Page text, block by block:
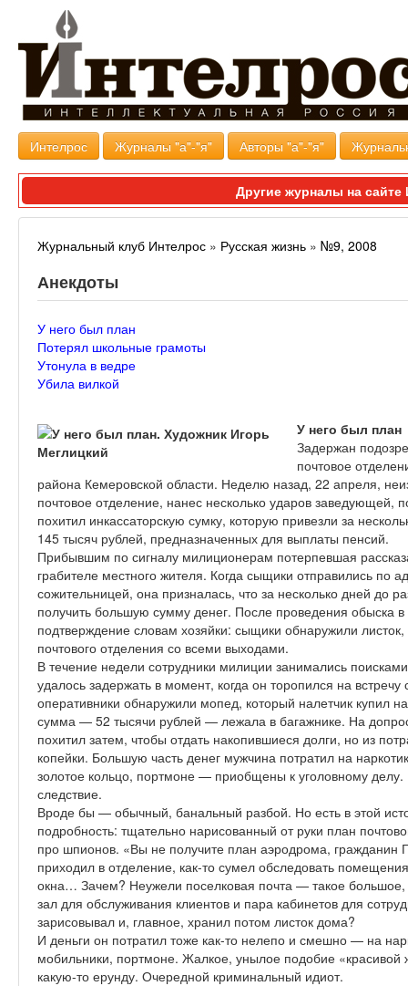
Интелрос Журналы "а"-"я" Авторы "а"-"я"
Другие журналы на
Журнальный клуб Интелрос » Русская жизнь » №9, 2008
Анекдоты
У него был план
Потерял школьные грамоты
Утонула в ведре
Убила вилкой
У него был план
Задержан
почтовое
района Кемеровской области. Неделю назад, 22 апреля,
почтовое отделение, нанес несколько ударов заведующей,
похитил инкассаторскую сумку, которую привезли за
145 тысяч рублей, предназначенных для выплаты пенсий.
Прибывшим по сигналу милиционерам потерпевшая
грабителе местного жителя. Когда сыщики отправились по
сожительницей, она призналась, что за несколько дней до
получить большую сумму денег. После проведения обыска в
подтверждение словам хозяйки: сыщики обнаружили
почтового отделения со всеми выходами.
В течение недели сотрудники милиции занимались
удалось задержать в момент, когда он торопился на
оперативники обнаружили мопед, который налетчик купил
сумма — 52 тысячи рублей — лежала в багажнике. На
похитил затем, чтобы отдать накопившиеся долги, но из
копейки. Большую часть денег мужчина потратил на
золотое кольцо, портмоне — приобщены к уголовному
следствие.
Вроде бы — обычный, банальный разбой. Но есть в этой
подробность: тщательно нарисованный от руки план
про шпионов. «Вы не получите план аэродрома, гражданин
приходил в отделение, как-то сумел обследовать
окна… Зачем? Неужели поселковая почта — такое
зал для обслуживания клиентов и пара кабинетов для
зарисовывал и, главное, хранил потом листок дома?
И деньги он потратил тоже как-то нелепо и смешно — на
мобильники, портмоне. Жалкое, унылое подобие
какую-то ерунду. Очередной криминальный идиот.